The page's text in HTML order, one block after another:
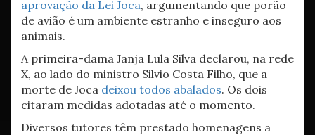
aprovação da Lei Joca, argumentando que porão
de avião é um ambiente estranho e inseguro aos
animais.
A primeira-dama Janja Lula Silva declarou, na rede
X, ao lado do ministro Silvio Costa Filho, que a
morte de Joca deixou todos abalados. Os dois
citaram medidas adotadas até o momento.
Diversos tutores têm prestado homenagens a